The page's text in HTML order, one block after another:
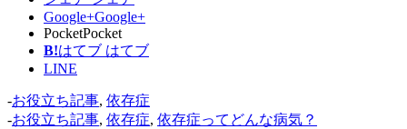
Google+Google+
PocketPocket
B!はてブ はてブ
LINE
-お役立ち記事, 依存症
-お役立ち記事, 依存症, 依存症ってどんな病気？